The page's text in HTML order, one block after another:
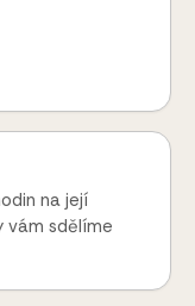
na její
vám sdělíme